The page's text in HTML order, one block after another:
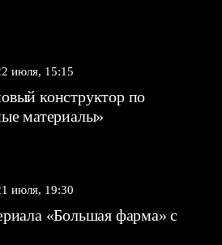
июля, 15:15
конструктор по
материалы»
июля, 19:30
«Большая фарма» с